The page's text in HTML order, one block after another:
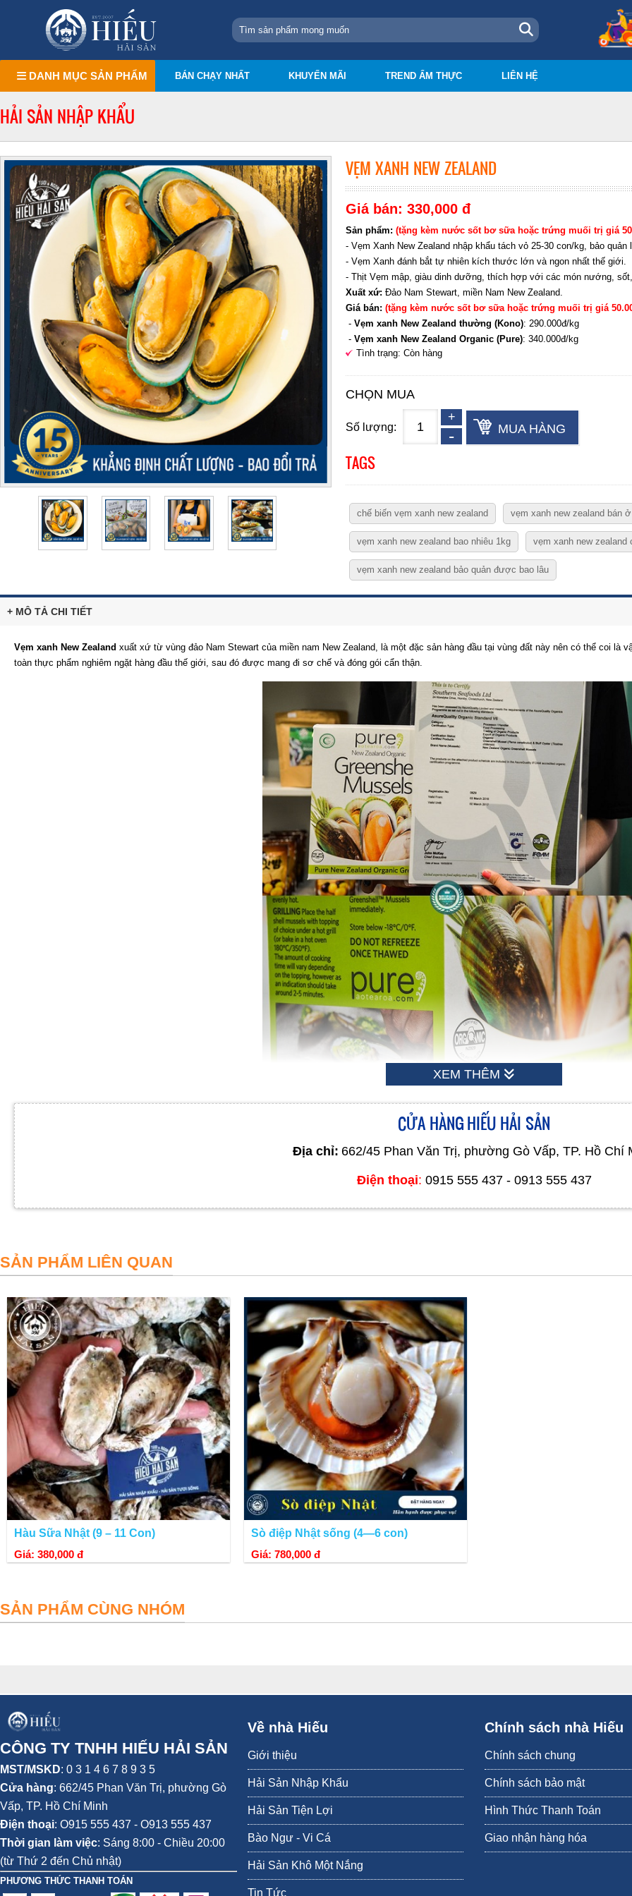
DANH MỤC SẢN PHẨM BÁN CHẠY NHẤT KHUYẾN MÃI TREND ẨM THỰC LIÊN HỆ
HẢI SẢN NHẬP KHẨU
VẸM XANH NEW ZEALAND
Giá bán: 330,000 đ
Sản phẩm:(tặng kèm nước sốt bơ sữa hoặc trứng muối trị giá
- Vẹm Xanh New Zealand nhập khẩu tách vỏ 25-30 con/kg, bảo quản
- Vẹm Xanh đánh bắt tự nhiên kích thước lớn và ngon nhất thế giới.
- Thịt Vẹm mập, giàu dinh dưỡng, thích hợp với các món nướng,
Xuất xứ: Đảo Nam Stewart, miền Nam New Zealand.
Giá bán:(tặng kèm nước sốt bơ sữa hoặc trứng muối trị giá
-Vẹm xanh New Zealand thường (Kono): 290.000đ/kg
-Vẹm xanh New ZealandOrganic (Pure): 340.000đ/kg
Tình trạng: Còn hàng
CHỌN MUA
Số lượng: MUA HÀNG
TAGS
chế biến vẹm xanh new zealand vẹm xanh new zealand bán
vẹm xanh new zealand bao nhiêu 1kg vẹm xanh new
vẹm xanh new zealand bảo quản được bao lâu
+ MÔ TẢ CHI TIẾT
Vẹm xanh New Zealand xuất xứ từ vùng đảo Nam Stewart của miền nam New Zealand, là một đặc sản hàng đầu tại vùng đất này nên có thể coi là
toàn thực phẩm nghiêm ngặt hàng đầu thế giới, sau đó được mang đi sơ chế và đóng gói cẩn thận.
Vẹm xanh nhập khẩu trực tiếp từ New Zealand.
DINH DƯỠNG TỪ VẸM XANH NEW ZEALAND
Vẹm xanh New Zealand tươi ngon, giàu chất dinh dưỡng. Hàm lượng chất sắt, protein và các axit béo Omega-3 cao. Hàm lượng chất béo, calories
với mọi lứa tuổi.
Vẹm xanh organic nhập khẩu tại Hiếu Hải Sản.
- Vẹm xanh New Zealand đã được chứng minh là chứa rất nhiều thành phần giàu chất chống viêm, chất khoáng và các vitamin. Các món ăn giúp
người già...
CÁC MÓN ĂN CHẾ BIẾN TỪ VẸM XANH NEW ZEALAND
- Một số gợi ý món ăn từ vẹm xanh cho các bạn lưu lại: vẹm xanh nấu khế, vẹm sốt bơ tỏi, vẹm sốt chua ngọt, vẹm xanh nấu nước cốt dừa...
XEM THÊM
CỬA HÀNG HIẾU HẢI SẢN
Địa chỉ: 662/45 Phan Văn Trị, phường Gò Vấp, TP. Hồ Chí
Điện thoại: 0915 555 437 - 0913 555 437
SẢN PHẨM LIÊN QUAN
Hàu Sữa Nhật (9 – 11 Con)
Giá: 380,000 đ
Sò điệp Nhật sống (4—6 con)
Giá: 780,000 đ
SẢN PHẨM CÙNG NHÓM
CÔNG TY TNHH HIẾU HẢI SẢN
MST/MSKD: 0 3 1 4 6 7 8 9 3 5
Cửa hàng: 662/45 Phan Văn Trị, phường Gò
Vấp, TP. Hồ Chí Minh
Điện thoại: O915 555 437 - O913 555 437
Thời gian làm việc: Sáng 8:00 - Chiều 20:00
(từ Thứ 2 đến Chủ nhật)
PHƯƠNG THỨC THANH TOÁN
Về nhà Hiếu
Giới thiệu
Hải Sản Nhập Khẩu
Hải Sản Tiện Lợi
Bào Ngư - Vi Cá
Hải Sản Khô Một Nắng
Tin Tức
Chính sách nhà Hiếu
Chính sách chung
Chính sách bảo mật
Hình Thức Thanh Toán
Giao nhận hàng hóa